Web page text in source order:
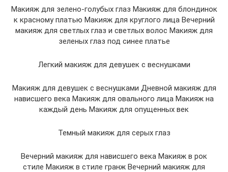
Макияж для зелено-голубых глаз Макияж для блондинок
к красному платью Макияж для круглого лица Вечерний
макияж для светлых глаз и светлых волос Макияж для
зеленых глаз под синее платье
Легкий макияж для девушек с веснушками
Макияж для девушек с веснушками Дневной макияж для
нависшего века Макияж для овального лица Макияж на
каждый день Макияж для опущенных век
Темный макияж для серых глаз
Вечерний макияж для нависшего века Макияж в рок
стиле Макияж в стиле гранж Вечерний макияж для